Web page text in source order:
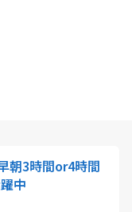
朝3時間or4時間
中